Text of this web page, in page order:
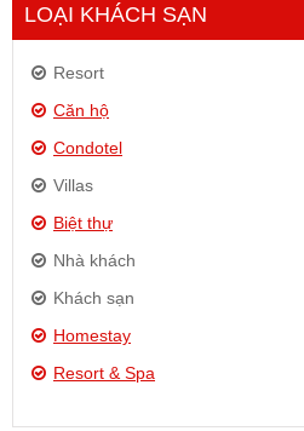
LOẠI KHÁCH SẠN
Resort
Căn hộ
Condotel
Villas
Biệt thự
Nhà khách
Khách sạn
Homestay
Resort & Spa